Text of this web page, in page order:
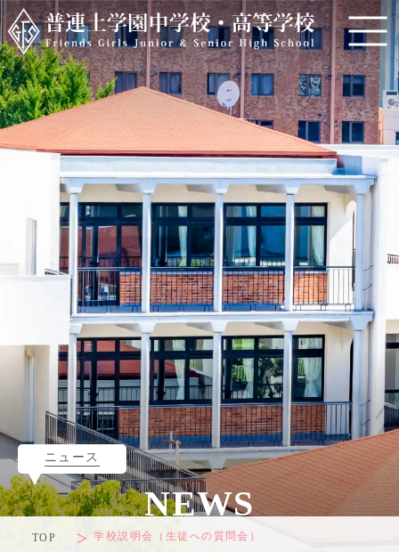
TOP 学校説明会（生徒への質問会）
NEWS
ニュース